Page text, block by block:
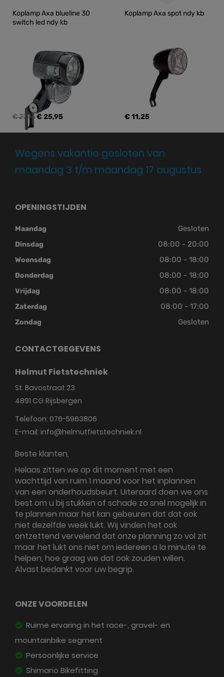
Koplamp Axa blueline 30
switch led ndy kb
€ 27,95€ 25,95
Koplamp Axa spot ndy kb
€ 11,25
Wegens vakantie gesloten van
maandag 3 t/m maandag 17 augustus
OPENINGSTIJDEN
Maandag Gesloten
Dinsdag 08:00 - 20:00
Woensdag 08:00 - 18:00
Donderdag 08:00 - 18:00
Vrijdag 08:00 - 18:00
Zaterdag 08:00 - 17:00
Zondag Gesloten
CONTACTGEGEVENS
Helmut Fietstechniek
St. Bavostraat 23
4891 CG Rijsbergen
Telefoon: 076-5963806
E-mail: info@helmutfietstechniek.nl
Beste klanten,
Helaas zitten we op dit moment met een
wachttijd van ruim 1 maand voor het inplannen
van een onderhoudsbeurt. Uiteraard doen we ons
best om u bij stukken of schade zo snel mogelijk in
te plannen maar het kan gebeuren dat dat ook
niet dezelfde week lukt. Wij vinden het ook
ontzettend vervelend dat onze planning zo vol zit
maar het lukt ons niet om iedereen a la minute te
helpen, hoe graag we dat ook zouden willen.
Alvast bedankt voor uw begrip.
ONZE VOORDELEN
Ruime ervaring in het race-, gravel- en
mountainbike segment
Persoonlijke service
Shimano Bikefitting